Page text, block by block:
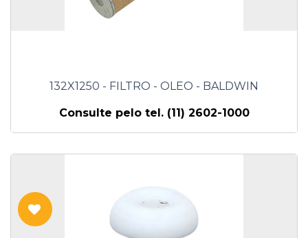
132X1250 - FILTRO - OLEO - BALDWIN
Consulte pelo tel. (11) 2602-1000